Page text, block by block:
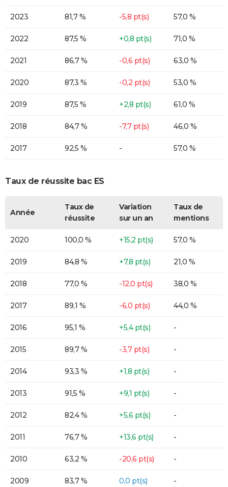
2023 81,7 % -5,8 pt(s) 57,0 %
2022 87,5 % +0,8 pt(s) 71,0 %
2021 86,7 % -0,6 pt(s) 63,0 %
2020 87,3 % -0,2 pt(s) 53,0 %
2019 87,5 % +2,8 pt(s) 61,0 %
2018 84,7 % -7,7 pt(s) 46,0 %
2017 92,5 % - 57,0 %
Taux de réussite bac ES
Année
Taux de
réussite
Variation
sur un an
Taux de
mentions
2020 100,0 % +15,2 pt(s) 57,0 %
2019 84,8 % +7,8 pt(s) 21,0 %
2018 77,0 % -12,0 pt(s) 38,0 %
2017 89,1 % -6,0 pt(s) 44,0 %
2016 95,1 % +5,4 pt(s) -
2015 89,7 % -3,7 pt(s) -
2014 93,3 % +1,8 pt(s) -
2013 91,5 % +9,1 pt(s) -
2012 82,4 % +5,6 pt(s) -
2011 76,7 % +13,6 pt(s) -
2010 63,2 % -20,6 pt(s) -
2009 83,7 % 0,0 pt(s) -